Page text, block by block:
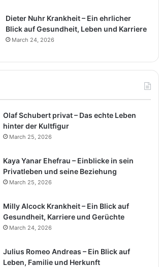
Dieter Nuhr Krankheit – Ein ehrlicher
Blick auf Gesundheit, Leben und Karriere
March 24, 2026
Olaf Schubert privat – Das echte Leben
hinter der Kultfigur
March 25, 2026
Kaya Yanar Ehefrau – Einblicke in sein
Privatleben und seine Beziehung
March 25, 2026
Milly Alcock Krankheit – Ein Blick auf
Gesundheit, Karriere und Gerüchte
March 24, 2026
Julius Romeo Andreas – Ein Blick auf
Leben, Familie und Herkunft